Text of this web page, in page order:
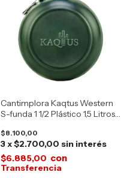
Cantimplora Kaqtus Western
S-funda 1 1/2 Plástico 1,5 Litros
$8.100,00
3x$2.700,00 sin interés
$6.885,00 con